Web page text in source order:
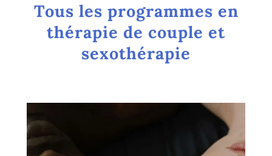
Tous les programmes en
thérapie de couple et
sexothérapie